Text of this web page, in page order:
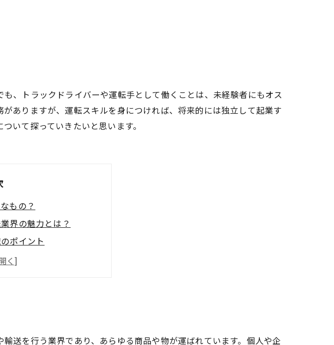
、トラックドライバーや運転手として働くことは、未経験者にもオス
ありますが、運転スキルを身につければ、将来的には独立して起業す
いて探っていきたいと思います。
もの？
界の魅力とは？
ポイント
いとは？
送を行う業界であり、あらゆる商品や物が運ばれています。個人や企